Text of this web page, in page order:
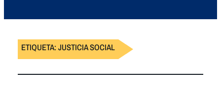
ETIQUETA:JUSTICIA SOCIAL